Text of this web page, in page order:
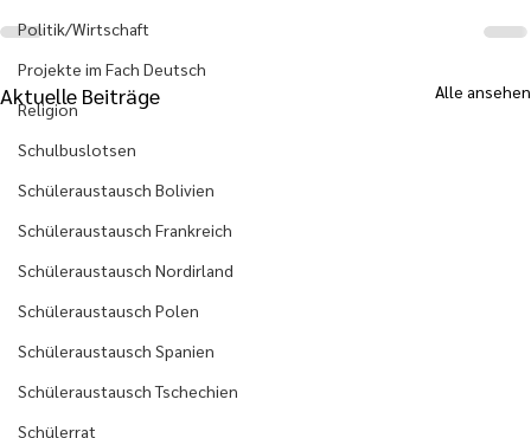
Politik/Wirtschaft
Projekte im Fach Deutsch
Religion
Schulbuslotsen
Schüleraustausch Bolivien
Schüleraustausch Frankreich
Schüleraustausch Nordirland
Schüleraustausch Polen
Schüleraustausch Spanien
Schüleraustausch Tschechien
Schülerrat
Aktuelle Beiträge Alle ansehen